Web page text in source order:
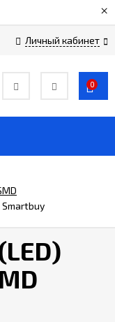
×
Личный кабинет
0
Smartbuy